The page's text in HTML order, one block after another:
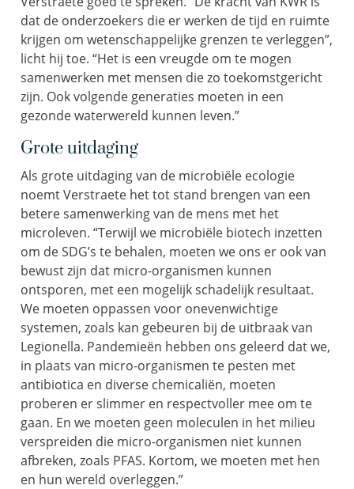
dat de onderzoekers die er werken de tijd en ruimte
krijgen om wetenschappelijke grenzen te verleggen”,
licht hij toe. “Het is een vreugde om te mogen
samenwerken met mensen die zo toekomstgericht
zijn. Ook volgende generaties moeten in een
gezonde waterwereld kunnen leven.”
Grote uitdaging
Als grote uitdaging van de microbiële ecologie
noemt Verstraete het tot stand brengen van een
betere samenwerking van de mens met het
microleven. “Terwijl we microbiële biotech inzetten
om de SDG’s te behalen, moeten we ons er ook van
bewust zijn dat micro-organismen kunnen
ontsporen, met een mogelijk schadelijk resultaat.
We moeten oppassen voor onevenwichtige
systemen, zoals kan gebeuren bij de uitbraak van
Legionella. Pandemieën hebben ons geleerd dat we,
in plaats van micro-organismen te pesten met
antibiotica en diverse chemicaliën, moeten
proberen er slimmer en respectvoller mee om te
gaan. En we moeten geen moleculen in het milieu
verspreiden die micro-organismen niet kunnen
afbreken, zoals PFAS. Kortom, we moeten met hen
en hun wereld overleggen.”